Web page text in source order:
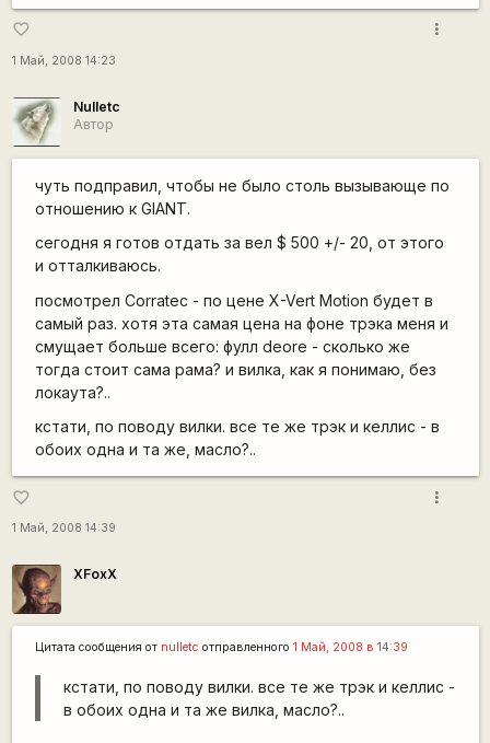
favorite_border
1 Май, 2008 14:23
more_vert
Nulletc
Автор
чуть подправил, чтобы не было столь вызывающе по
отношению к GIANT.
сегодня я готов отдать за вел $ 500 +/- 20, от этого
и отталкиваюсь.
посмотрел Corratec - по цене X-Vert Motion будет в
самый раз. хотя эта самая цена на фоне трэка меня и
смущает больше всего: фулл deore - сколько же
тогда стоит сама рама? и вилка, как я понимаю, без
локаута?..
кстати, по поводу вилки. все те же трэк и келлис - в
обоих одна и та же, масло?..
favorite_border
1 Май, 2008 14:39
more_vert
XFoxX
Цитата сообщения от nulletc отправленного 1 Май, 2008 в 14:39
кстати, по поводу вилки. все те же трэк и келлис -
в обоих одна и та же вилка, масло?..